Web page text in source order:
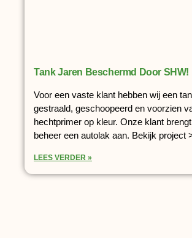
Tank Jaren Beschermd Door SHW!
Voor een vaste klant hebben wij een
gestraald, geschoopeerd en voorzien
hechtprimer op kleur. Onze klant
beheer een autolak aan. Bekijk project
LEES VERDER »